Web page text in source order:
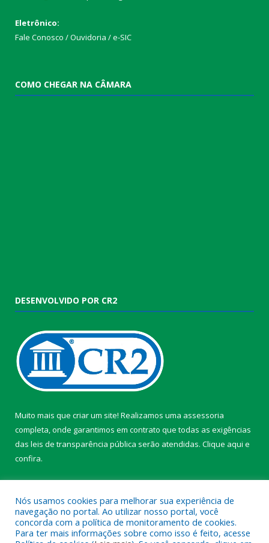
Eletrônico:
Fale Conosco / Ouvidoria / e-SIC
COMO CHEGAR NA CÂMARA
DESENVOLVIDO POR CR2
Muito mais que criar um site! Realizamos uma assessoria
completa, onde garantimos em contrato que todas as exigências
das leis de transparência pública serão atendidas. Clique aqui e
confira.
Nós usamos cookies para melhorar sua experiência de
navegação no portal. Ao utilizar nosso portal, você
concorda com a política de monitoramento de cookies.
Para ter mais informações sobre como isso é feito, acesse